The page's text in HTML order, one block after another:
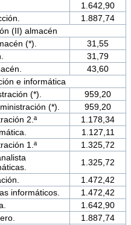
1.642,90
1.887,74
(II) almacén
(*).
31,55
31,79
43,60
e informática
(*).
959,20
(*).
959,20
2.ª
1.178,34
1.127,11
1.ª
1.325,72
1.325,72
1.472,42
informáticos.
1.472,42
1.642,90
1.887,74